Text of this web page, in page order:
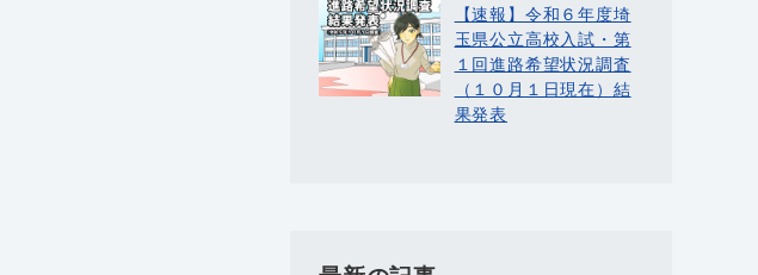
【速報】令和６年度埼
玉県公立高校入試・第
１回進路希望状況調査
（１０月１日現在）結
果発表